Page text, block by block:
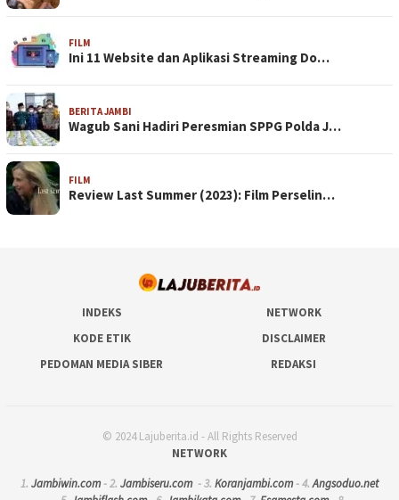
FILM
Ini 11 Website dan Aplikasi Streaming Do…
BERITA JAMBI
Wagub Sani Hadiri Peresmian SPPG Polda J…
FILM
Review Last Summer (2023): Film Perselin…
INDEKS
NETWORK
KODE ETIK
DISCLAIMER
PEDOMAN MEDIA SIBER
REDAKSI
© 2024 Lajuberita.id - All Rights Reserved
NETWORK
1. Jambiwin.com- 2. Jambiseru.com- 3. Koranjambi.com- 4.Angsoduo.net